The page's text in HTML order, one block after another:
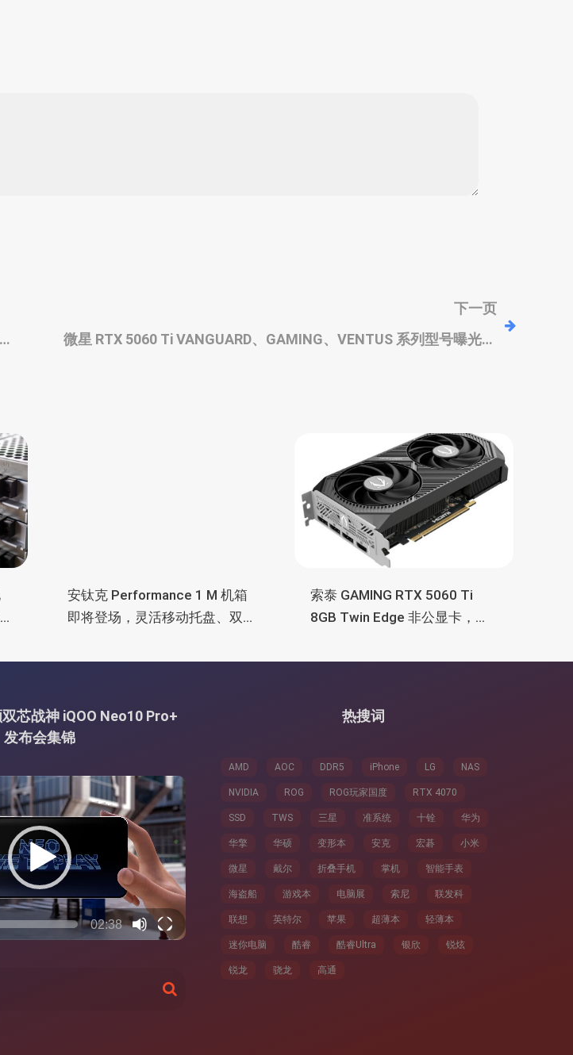
下一页
微星 RTX 5060 Ti VANGUARD、GAMING、VENTUS 系列型号曝光，
安钛克 Performance 1 M 机箱
即将登场，灵活移动托盘、双
5090
索泰 GAMING RTX 5060 Ti
8GB Twin Edge 非公显卡，双
芯战神 iQOO Neo10 Pro+
发布会集锦
02:38
搜
索
热搜词
AMD AOC DDR5 iPhone LG NAS
NVIDIA ROG ROG玩家国度 RTX 4070
SSD TWS 三星 准系统 十铨 华为
华擎 华硕 变形本 安克 宏碁 小米
微星 戴尔 折叠手机 掌机 智能手表
海盗船 游戏本 电脑展 索尼 联发科
联想 英特尔 苹果 超薄本 轻薄本
迷你电脑 酷睿 酷睿Ultra 银欣 锐炫
锐龙 骁龙 高通